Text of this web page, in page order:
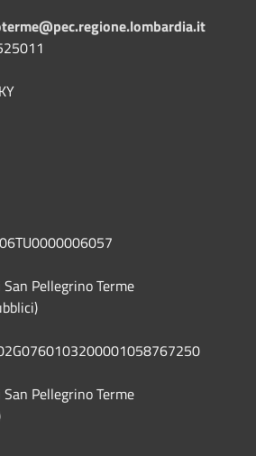
Pellegrino Terme
Pellegrino Terme